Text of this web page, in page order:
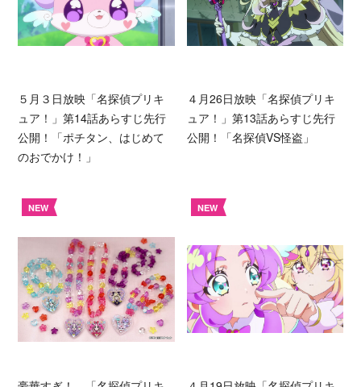
５月３日放映「名探偵プリキ
ュア！」第14話あらすじ先行
公開！「ポチタン、はじめて
のおでかけ！」
４月26日放映「名探偵プリキ
ュア！」第13話あらすじ先行
公開！「名探偵VS怪盗」
NEW NEW